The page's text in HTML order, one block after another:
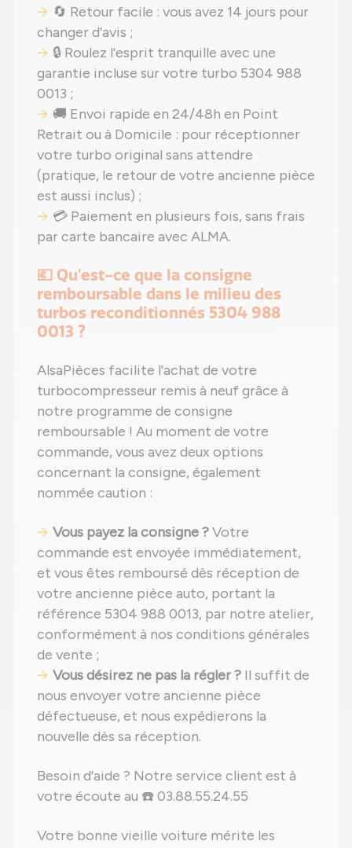
🔄 Retour facile : vous avez 14 jours pour
changer d'avis ;
🔒 Roulez l'esprit tranquille avec une
garantie incluse sur votre turbo 5304 988
0013 ;
🚚 Envoi rapide en 24/48h en Point
Retrait ou à Domicile : pour réceptionner
votre turbo original sans attendre
(pratique, le retour de votre ancienne pièce
est aussi inclus) ;
💳 Paiement en plusieurs fois, sans frais
par carte bancaire avec ALMA.
💶 Qu'est-ce que la consigne
remboursable dans le milieu des
turbos reconditionnés 5304 988
0013 ?
AlsaPièces facilite l'achat de votre
turbocompresseur remis à neuf grâce à
notre programme de consigne
remboursable ! Au moment de votre
commande, vous avez deux options
concernant la consigne, également
nommée caution :
Vous payez la consigne ?Votre
commande est envoyée immédiatement,
et vous êtes remboursé dès réception de
votre ancienne pièce auto, portant la
référence 5304 988 0013, par notre atelier,
conformément à nos conditions générales
de vente ;
Vous désirez ne pas la régler ? Il suffit de
nous envoyer votre ancienne pièce
défectueuse, et nous expédierons la
nouvelle dès sa réception.
Besoin d'aide ? Notre service client est à
votre écoute au ☎️ 03.88.55.24.55
Votre bonne vieille voiture mérite les